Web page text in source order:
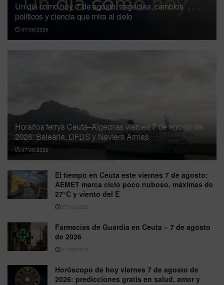
Un día como hoy, 7 de agosto: tragedias, cambios
políticos y ciencia que mira al cielo
07/08/2026
Horarios ferrys Ceuta–Algeciras viernes 7 de agosto de
2026: Baleària, DFDS y Naviera Armas
07/08/2026
El tiempo en Ceuta este viernes 7 de agosto:
AEMET marca cielo poco nuboso, máximas de
27°C y viento del E
07/08/2026
Farmacias de Guardia en Ceuta – 7 de agosto
de 2026
07/08/2026
Horóscopo de hoy viernes 7 de agosto de
2026: predicciones gratis en salud, amor y